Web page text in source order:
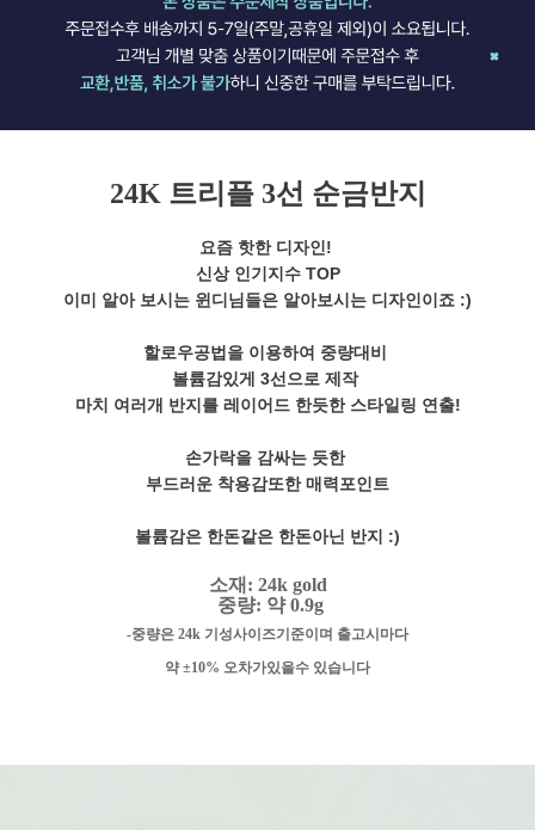
24K 트리플 3선 순금반지
요즘 핫한 디자인!
신상 인기지수 TOP
이미 알아 보시는 윈디님들은 알아보시는 디자인이죠 :)
할로우공법을 이용하여 중량대비
볼륨감있게 3선으로 제작
마치 여러개 반지를 레이어드 한듯한 스타일링 연출!
손가락을 감싸는 듯한
부드러운 착용감또한 매력포인트
볼륨감은 한돈같은 한돈아닌 반지 :)
소재: 24k gold
중량: 약 0.9g
-중량은 24k 기성사이즈기준이며 출고시마다
약 ±10% 오차가있을수 있습니다